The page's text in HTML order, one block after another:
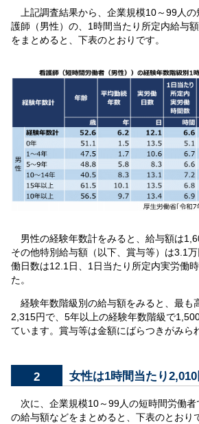
上記調査結果から、企業規模10～99人の
護師（男性）の、1時間当たり所定内給与
をまとめると、下表のとおりです。
男性の経験年数計をみると、給与額は
その他特別給与額（以下、賞与等）は3.1
働日数は12.1日、1日当たり所定内実労働
た。
経験年数階級別の給与額をみると、最も
2,315円で、5年以上の経験年数階級で
ています。賞与等は金額にばらつきがみら
2 女性は1時間当たり2,010
次に、企業規模10～99人の短時間労働者
の給与額などをまとめると、下表のとおり